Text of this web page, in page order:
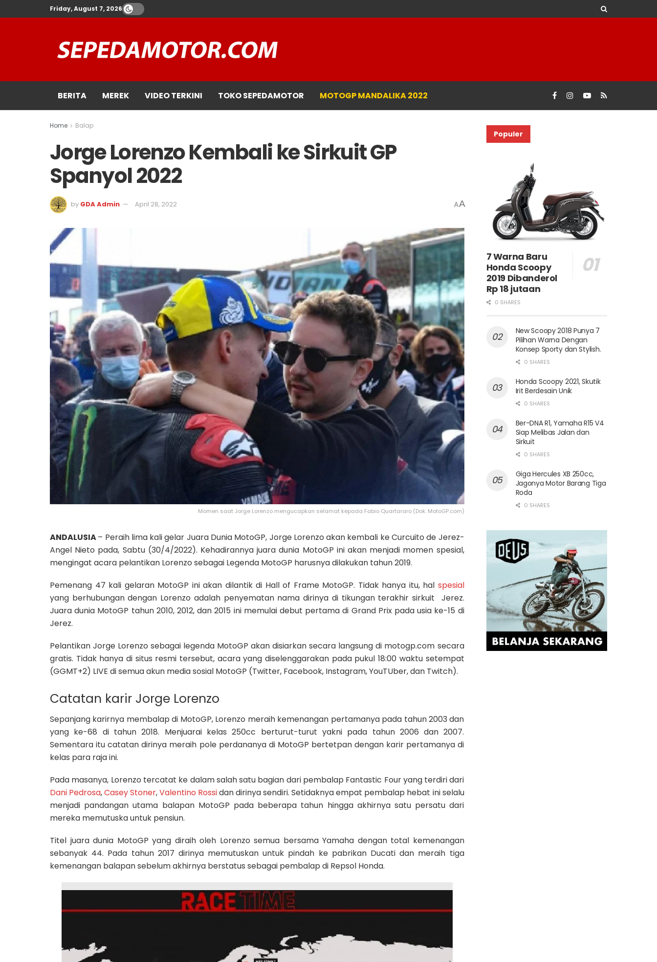
Friday, August 7, 2026
BERITA MEREK VIDEO TERKINI TOKO SEPEDAMOTOR MOTOGP MANDALIKA 2022
Home Balap
Jorge Lorenzo Kembali ke Sirkuit GP
Spanyol 2022
by GDA Admin April 28, 2022 AA
Momen saat Jorge Lorenzo mengucapkan selamat kepada Fabio Quartararo (Dok. MotoGP.com)
ANDALUSIA– Peraih lima kali gelar Juara Dunia MotoGP, Jorge Lorenzo akan kembali ke Curcuito de Jerez-
Angel Nieto pada, Sabtu (30/4/2022). Kehadirannya juara dunia MotoGP ini akan menjadi momen spesial,
mengingat acara pelantikan Lorenzo sebagai Legenda MotoGP harusnya dilakukan tahun 2019.
Pemenang 47 kali gelaran MotoGP ini akan dilantik di Hall of Frame MotoGP. Tidak hanya itu, hal spesial
yang berhubungan dengan Lorenzo adalah penyematan nama dirinya di tikungan terakhir sirkuit Jerez.
Juara dunia MotoGP tahun 2010, 2012, dan 2015 ini memulai debut pertama di Grand Prix pada usia ke-15 di
Jerez.
Pelantikan Jorge Lorenzo sebagai legenda MotoGP akan disiarkan secara langsung di motogp.com secara
gratis. Tidak hanya di situs resmi tersebut, acara yang diselenggarakan pada pukul 18:00 waktu setempat
(GGMT+2) LIVE di semua akun media sosial MotoGP (Twitter, Facebook, Instagram, YouTUber, dan Twitch).
Catatan karir Jorge Lorenzo
Sepanjang karirnya membalap di MotoGP, Lorenzo meraih kemenangan pertamanya pada tahun 2003 dan
yang ke-68 di tahun 2018. Menjuarai kelas 250cc berturut-turut yakni pada tahun 2006 dan 2007.
Sementara itu catatan dirinya meraih pole perdananya di MotoGP bertetpan dengan karir pertamanya di
kelas para raja ini.
Pada masanya, Lorenzo tercatat ke dalam salah satu bagian dari pembalap Fantastic Four yang terdiri dari
Dani Pedrosa,Casey Stoner,Valentino Rossidan dirinya sendiri. Setidaknya empat pembalap hebat ini selalu
menjadi pandangan utama balapan MotoGP pada beberapa tahun hingga akhirnya satu persatu dari
mereka memutuska untuk pensiun.
Titel juara dunia MotoGP yang diraih oleh Lorenzo semua bersama Yamaha dengan total kemenangan
sebanyak 44. Pada tahun 2017 dirinya memutuskan untuk pindah ke pabrikan Ducati dan meraih tiga
kemenangan balapan sebelum akhirnya berstatus sebagai pembalap di Repsol Honda.
Populer
7 Warna Baru
Honda Scoopy
2019 Dibanderol
Rp 18 jutaan
0 SHARES
New Scoopy 2018 Punya 7
Pilihan Warna Dengan
Konsep Sporty dan Stylish.
0 SHARES
Honda Scoopy 2021, Skutik
Irit Berdesain Unik
0 SHARES
Ber-DNA R1, Yamaha R15 V4
Siap Melibas Jalan dan
Sirkuit
0 SHARES
Giga Hercules XB 250cc,
Jagonya Motor Barang Tiga
Roda
0 SHARES